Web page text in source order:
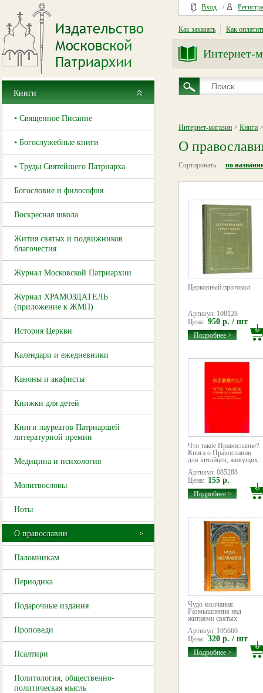
Вход /
Как заказать Как
Интернет-
Книги
▪ Священное Писание
▪ Богослужебные книги
▪ Труды Святейшего Патриарха
Богословие и философия
Воскресная школа
Жития святых и подвижников
благочестия
Журнал Московской Патриархии
Журнал ХРАМОЗДАТЕЛЬ
(приложение к ЖМП)
История Церкви
Календари и ежедневники
Каноны и акафисты
Книжки для детей
Книги лауреатов Патриаршей
литературной премии
Медицина и психология
Молитвословы
Ноты
О православии
Паломникам
Периодика
Подарочные издания
Проповеди
Псалтири
Политология, общественно-
политическая мысль
Интернет-магазин > Книги
О
Сортировать: по
Церковный протокол
Артикул: 108128
Цена: 950 р. / шт
Подробнее >
Что такое Православие?:
Книга о Православии
для китайцев, живущих...
Артикул: 085288
Цена: 155 р.
Подробнее >
Чудо молчания.
Размышления над
житиями святых
Артикул: 105660
Цена: 320 р. / шт
Подробнее >